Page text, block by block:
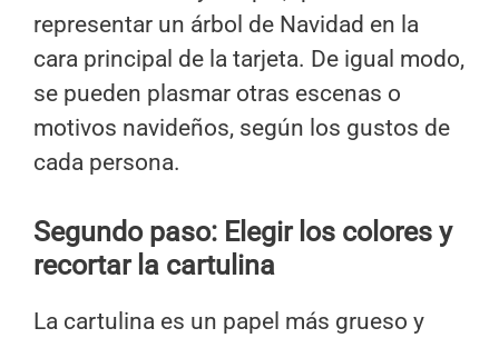
representar un árbol de Navidad en la
cara principal de la tarjeta. De igual modo,
se pueden plasmar otras escenas o
motivos navideños, según los gustos de
cada persona.
Segundo paso: Elegir los colores y
recortar la cartulina
La cartulina es un papel más grueso y